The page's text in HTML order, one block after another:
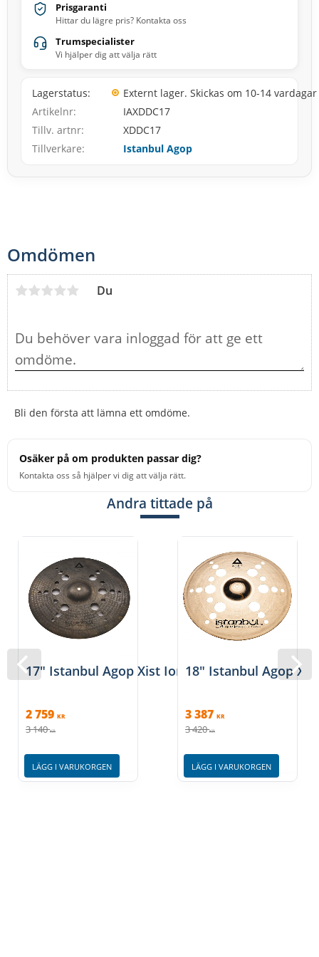
Prisgaranti
Hittar du lägre pris? Kontakta oss
Trumspecialister
Vi hjälper dig att välja rätt
Lagerstatus
Externt lager. Skickas om 10-14 vardagar
Artikelnr
IAXDDC17
Tillv. artnr
XDDC17
Tillverkare
Istanbul Agop
Omdömen
Du
Bli den första att lämna ett omdöme.
Osäker på om produkten passar dig?
Kontakta oss så hjälper vi dig att välja rätt.
Andra tittade på
17" Istanbul Agop Xist Ion Dark Crash
2 759 KR
3 140 KR
LÄGG I VARUKORGEN
18″ Istanbul Agop
3 387 KR
3 420 KR
LÄGG I VARUKORGEN